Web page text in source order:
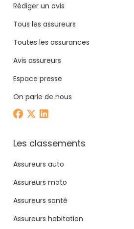
Rédiger un avis
Tous les assureurs
Toutes les assurances
Avis assureurs
Espace presse
On parle de nous
Les classements
Assureurs auto
Assureurs moto
Assureurs santé
Assureurs habitation